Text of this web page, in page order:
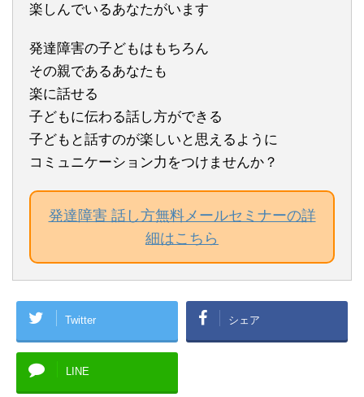
楽しんでいるあなたがいます
発達障害の子どもはもちろん
その親であるあなたも
楽に話せる
子どもに伝わる話し方ができる
子どもと話すのが楽しいと思えるように
コミュニケーション力をつけませんか？
発達障害 話し方無料メールセミナーの詳
細はこちら
Twitter シェア
LINE